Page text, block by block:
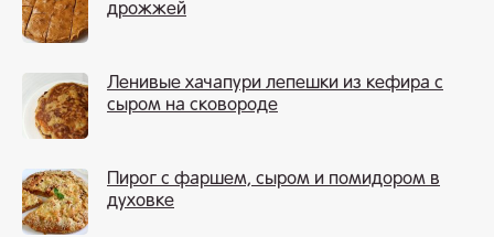
дрожжей
Ленивые хачапури лепешки из кефира с
сыром на сковороде
Пирог с фаршем, сыром и помидором в
духовке